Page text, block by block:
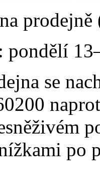
se
po